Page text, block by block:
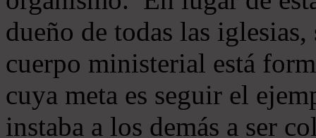
dueño de todas las
cuerpo ministerial está
cuya meta es seguir el
instaba a los demás a ser